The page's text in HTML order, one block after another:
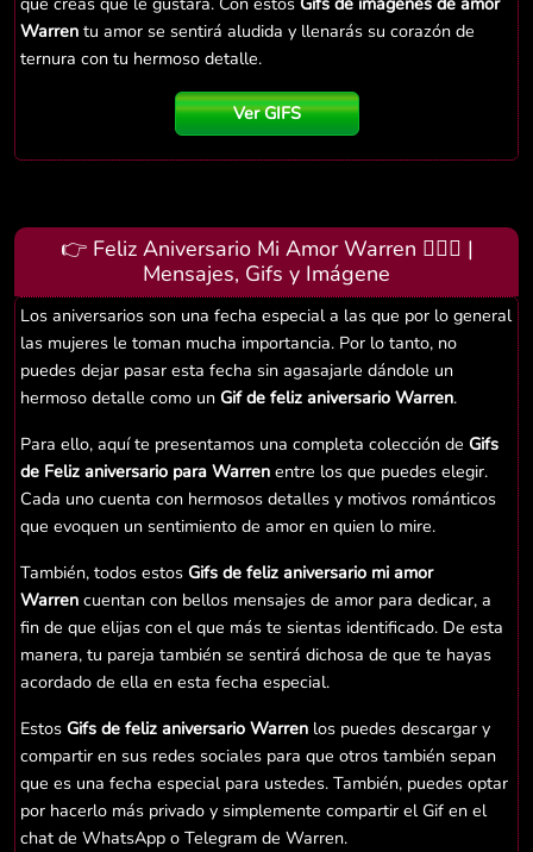
Warren tu amor se sentirá aludida y llenarás su corazón de
ternura con tu hermoso detalle.
Ver GIFS
👉 Feliz Aniversario Mi Amor Warren 👨‍❤️‍👨 |
Mensajes, Gifs y Imágene
Los aniversarios son una fecha especial a las que por lo general
las mujeres le toman mucha importancia. Por lo tanto, no
puedes dejar pasar esta fecha sin agasajarle dándole un
hermoso detalle como un Gif de feliz aniversario Warren.
Para ello, aquí te presentamos una completa colección de Gifs
de Feliz aniversario para Warren entre los que puedes elegir.
Cada uno cuenta con hermosos detalles y motivos románticos
que evoquen un sentimiento de amor en quien lo mire.
También, todos estos Gifs de feliz aniversario mi amor
Warren cuentan con bellos mensajes de amor para dedicar, a
fin de que elijas con el que más te sientas identificado. De esta
manera, tu pareja también se sentirá dichosa de que te hayas
acordado de ella en esta fecha especial.
Estos Gifs de feliz aniversario Warren los puedes descargar y
compartir en sus redes sociales para que otros también sepan
que es una fecha especial para ustedes. También, puedes optar
por hacerlo más privado y simplemente compartir el Gif en el
chat de WhatsApp o Telegram de Warren.